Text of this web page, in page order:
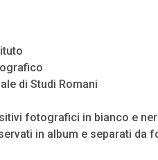
di Studi Romani
fotografici in bianco e
in album e separati da